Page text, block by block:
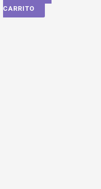
CARRITO